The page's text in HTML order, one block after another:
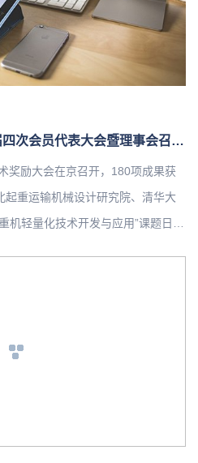
开发了三支点静定支撑起升机构
起重机安全监控管理系统和远程运
机械能效分析评价方法并制定了相
中国重型机械工业协会六届四次会员代表大会暨理事会召开3
奖励大会在京召开，180项成果获
重运输机械设计研究院、清华大
机轻量化技术开发与应用”课题日前
深入研究，完成了桥式起重机轻
结构的设计理论与方法，以及柔性